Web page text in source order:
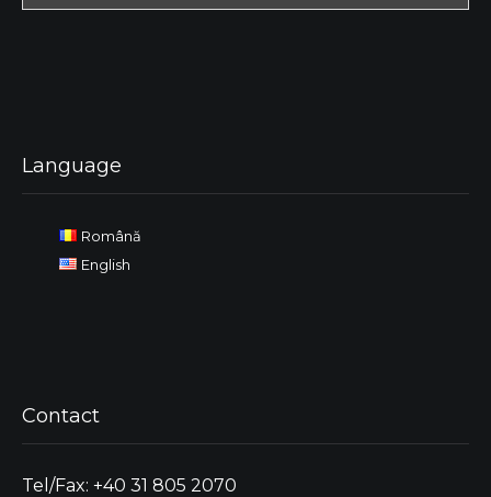
Language
Română
English
Contact
Tel/Fax: +40 31 805 2070